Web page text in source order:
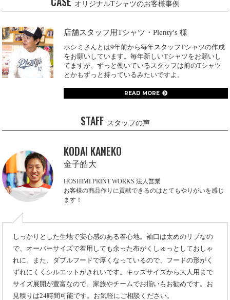
オリジナルTシャツのお客様事例
店舗スタッフ用Tシャツ・Plenty's 様
ホシミさんとは9年前から毎年スタッフTシャツの作成
をお願いしています。毎年新しいTシャツをお願いし
てますが、ずっと働いているスタッフは前のTシャツ
とかもずっと持っているみたいですよ。
READ MORE
STAFF スタッフの声
KODAI KANEKO
金子皓大
HOSHIMI PRINT WORKS 法人営業
お客様の商品作りに貢献できるのはとてもやりがいを感じ
ます！
しっかりとした生地で安心感のある着心地。袖口は太めのリブなの
で、オーバーサイズで着用しても余った布がくしゅっとしておしゃ
れに。また、ダブルフードで厚くなっているので、フードの形がく
ずれにくくシルエットがきれいです。キッズサイズから大人用まで
サイズ展開が豊富なので、家族やチームでお揃いもお勧めです。お
見積りは24時間可能です。お気軽にご相談ください。